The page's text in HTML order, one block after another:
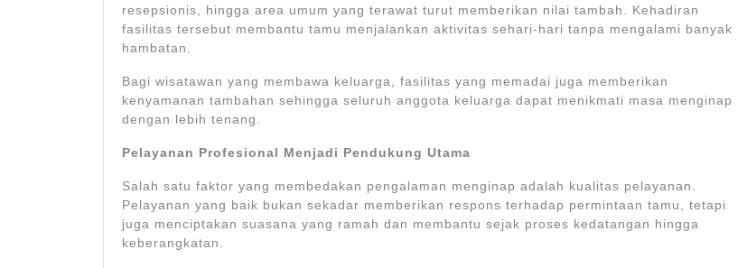
resepsionis, hingga area umum yang terawat turut memberikan nilai tambah. Kehadiran
fasilitas tersebut membantu tamu menjalankan aktivitas sehari-hari tanpa mengalami banyak
hambatan.
Bagi wisatawan yang membawa keluarga, fasilitas yang memadai juga memberikan
kenyamanan tambahan sehingga seluruh anggota keluarga dapat menikmati masa menginap
dengan lebih tenang.
Pelayanan Profesional Menjadi Pendukung Utama
Salah satu faktor yang membedakan pengalaman menginap adalah kualitas pelayanan.
Pelayanan yang baik bukan sekadar memberikan respons terhadap permintaan tamu, tetapi
juga menciptakan suasana yang ramah dan membantu sejak proses kedatangan hingga
keberangkatan.